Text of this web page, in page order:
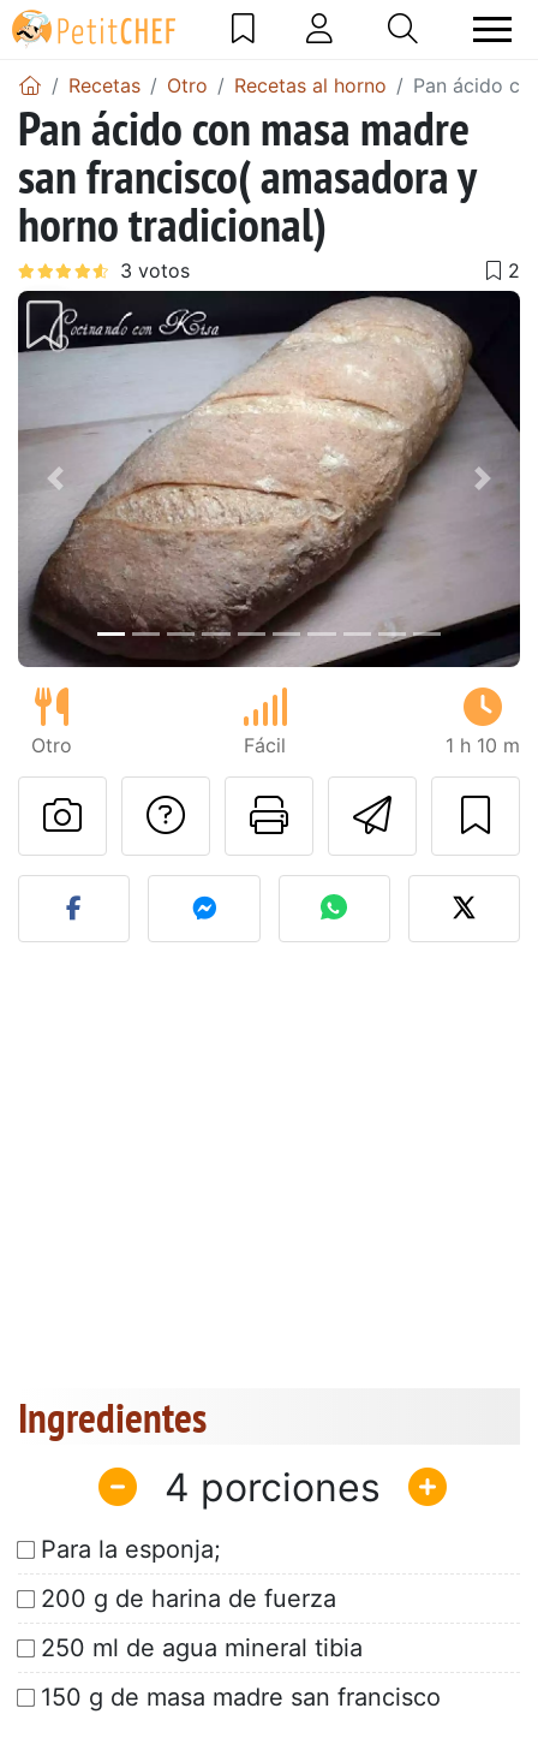
Recetas Otro Recetas al horno Pan ácido
Pan ácido con masa madre
san francisco( amasadora y
horno tradicional)
Anterior
Otro Fácil 1 h 10 m
Imprimir
Preguntar al autor
Publicar la foto de esta
Ingredientes
4
Para la esponja;
200 g de harina de fuerza
250 ml de agua mineral tibia
150 g de masa madre san francisco